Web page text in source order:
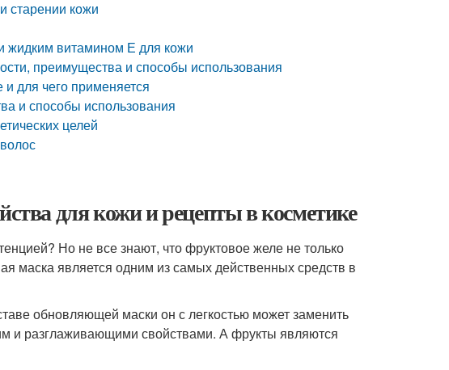
старении кожи
жидким витамином Е для кожи
преимущества и способы использования
для чего применяется
и способы использования
целей
для кожи и рецепты в косметике
Но не все знают, что фруктовое желе не только
маска является одним из самых действенных средств в
обновляющей маски он с легкостью может заменить
и разглаживающими свойствами. А фрукты являются